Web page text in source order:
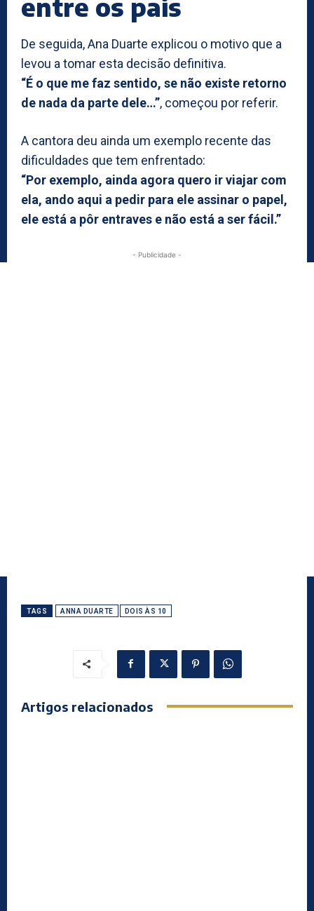
entre os pais
De seguida, Ana Duarte explicou o motivo que a
levou a tomar esta decisão definitiva.
“É o que me faz sentido, se não existe retorno
de nada da parte dele…”, começou por referir.
A cantora deu ainda um exemplo recente das
dificuldades que tem enfrentado:
“Por exemplo, ainda agora quero ir viajar com
ela, ando aqui a pedir para ele assinar o papel,
ele está a pôr entraves e não está a ser fácil.”
- Publicidade -
TAGS ANNA DUARTE DOIS ÀS 10
Artigos relacionados